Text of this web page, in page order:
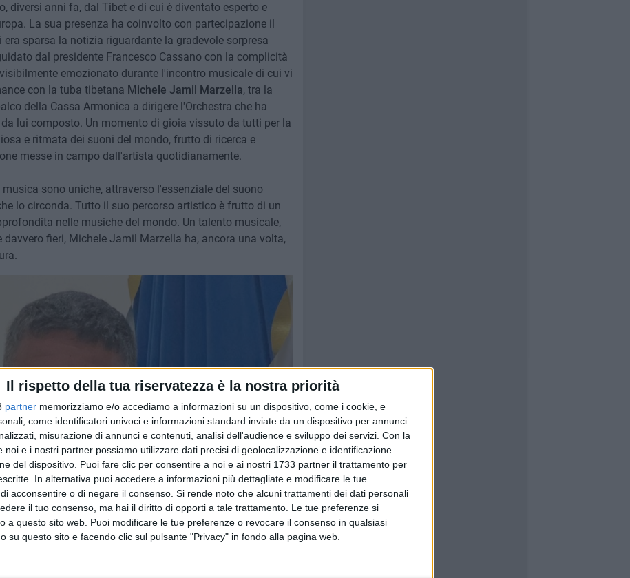
Il rispetto della tua riservatezza è la nostra priorità
partner memorizziamo e/o accediamo a informazioni su un dispositivo, come i cookie, e
come identificatori univoci e informazioni standard inviate da un dispositivo per annunci
misurazione di annunci e contenuti, analisi dell'audience e sviluppo dei servizi. Con la
noi e i nostri partner possiamo utilizzare dati precisi di geolocalizzazione e identificazione
del dispositivo. Puoi fare clic per consentire a noi e ai nostri 1733 partner il trattamento per
In alternativa puoi accedere a informazioni più dettagliate e modificare le tue
acconsentire o di negare il consenso. Si rende noto che alcuni trattamenti dei dati personali
il tuo consenso, ma hai il diritto di opporti a tale trattamento. Le tue preferenze si
a questo sito web. Puoi modificare le tue preferenze o revocare il consenso in qualsiasi
su questo sito e facendo clic sul pulsante "Privacy" in fondo alla pagina web.
diversi anni fa, dal Tibet e di cui è diventato esperto e
La sua presenza ha coinvolto con partecipazione il
sparsa la notizia riguardante la gradevole sorpresa
dal presidente Francesco Cassano con la complicità
emozionato durante l'incontro musicale di cui vi
con la tuba tibetana Michele Jamil Marzella, tra la
della Cassa Armonica a dirigere l'Orchestra che ha
lui composto. Un momento di gioia vissuto da tutti per la
e ritmata dei suoni del mondo, frutto di ricerca e
messe in campo dall'artista quotidianamente.
sono uniche, attraverso l'essenziale del suono
lo circonda. Tutto il suo percorso artistico è frutto di un
nelle musiche del mondo. Un talento musicale,
fieri, Michele Jamil Marzella ha, ancora una volta,